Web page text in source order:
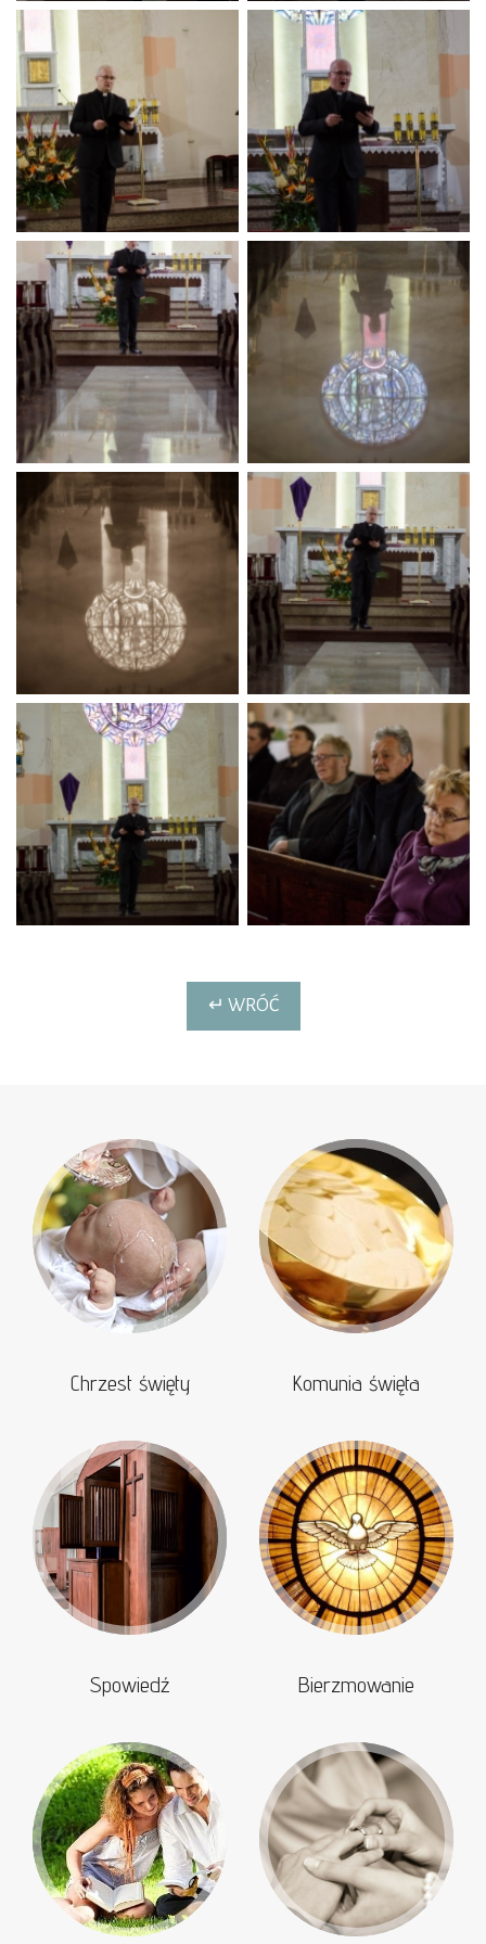
↵ WRÓĆ
Chrzest święty Komunia święta
Spowiedź Bierzmowanie